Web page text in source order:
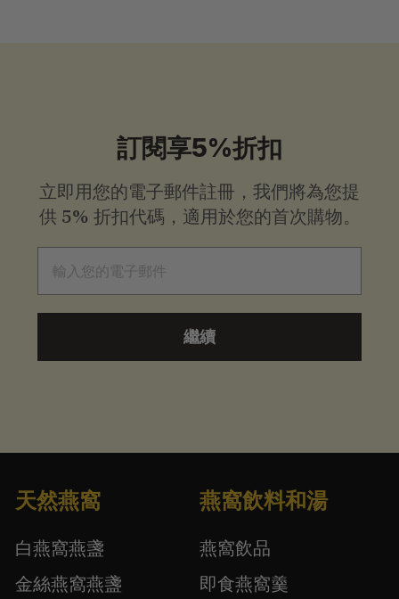
訂閱享5%折扣
立即用您的電子郵件註冊，我們將為您提
供 5% 折扣代碼，適用於您的首次購物。
繼續
天然燕窩
白燕窩燕盞
金絲燕窩燕盞
燕窩飲料和湯
燕窩飲品
即食燕窩羹